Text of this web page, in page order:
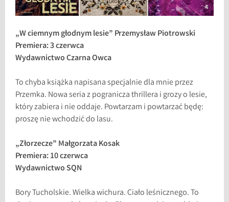
„W ciemnym głodnym lesie” Przemysław Piotrowski
Premiera: 3 czerwca
Wydawnictwo Czarna Owca
To chyba książka napisana specjalnie dla mnie przez
Przemka. Nowa seria z pogranicza thrillera i grozy o lesie,
który zabiera i nie oddaje. Powtarzam i powtarzać będę:
proszę nie wchodzić do lasu.
„Złorzecze” Małgorzata Kosak
Premiera: 10 czerwca
Wydawnictwo SQN
Bory Tucholskie. Wielka wichura. Ciało leśnicznego. To